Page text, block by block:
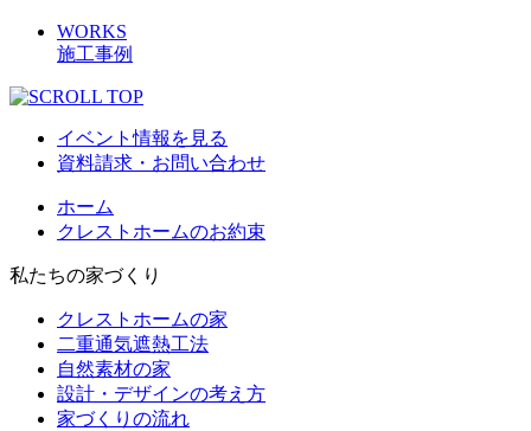
WORKS
施工事例
イベント情報を見る
資料請求・お問い合わせ
ホーム
クレストホームのお約束
私たちの家づくり
クレストホームの家
二重通気遮熱工法
自然素材の家
設計・デザインの考え方
家づくりの流れ